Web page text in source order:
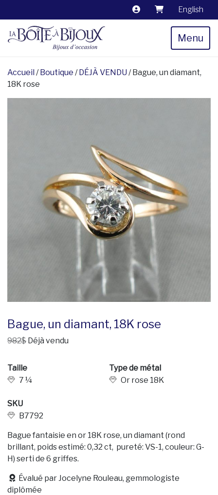
English
Menu
Accueil /Boutique /DÉJÀ VENDU / Bague, un diamant,
18K rose
Bague, un diamant, 18K rose
982$ Déjà vendu
Taille
7 ¼
Type de métal
Or rose 18K
SKU
B7792
Bague fantaisie en or 18K rose, un diamant (rond
brillant, poids estimé: 0,32 ct, pureté: VS-1, couleur: G-
H) serti de 6 griffes.
Évalué par Jocelyne Rouleau, gemmologiste
diplômée